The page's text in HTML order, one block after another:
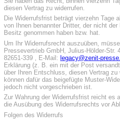
diesen Vertrag zu widerrufen.
Die Widerrufsfrist beträgt vierzehn Tage
von Ihnen benannter Dritter, der nicht
Besitz genommen haben bzw. hat.
Um Ihr Widerrufsrecht auszuüben,
Pressevertrieb GmbH, Julius-Hölder-Str.
82651-339 , E-Mail: legacy@zenit-
Erklärung (z. B. ein mit der Post
über Ihren Entschluss, diesen Vertrag
können dafür das beigefügte Muster-
jedoch nicht vorgeschrieben ist.
Zur Wahrung der Widerrufsfrist reicht es
die Ausübung des Widerrufsrechts vor
Folgen des Widerrufs